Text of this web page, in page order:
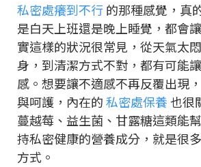
私密處癢到不行的那種感覺，真
是白天上班還是晚上睡覺，都會
實這樣的狀況很常見，從天氣太
身，到清潔方式不對，都有可能
感。想要讓不適感不再反覆出現
與呵護，內在的私密處保養也很
蔓越莓、益生菌、甘露糖這類能
持私密健康的營養成分，就是很
方式。